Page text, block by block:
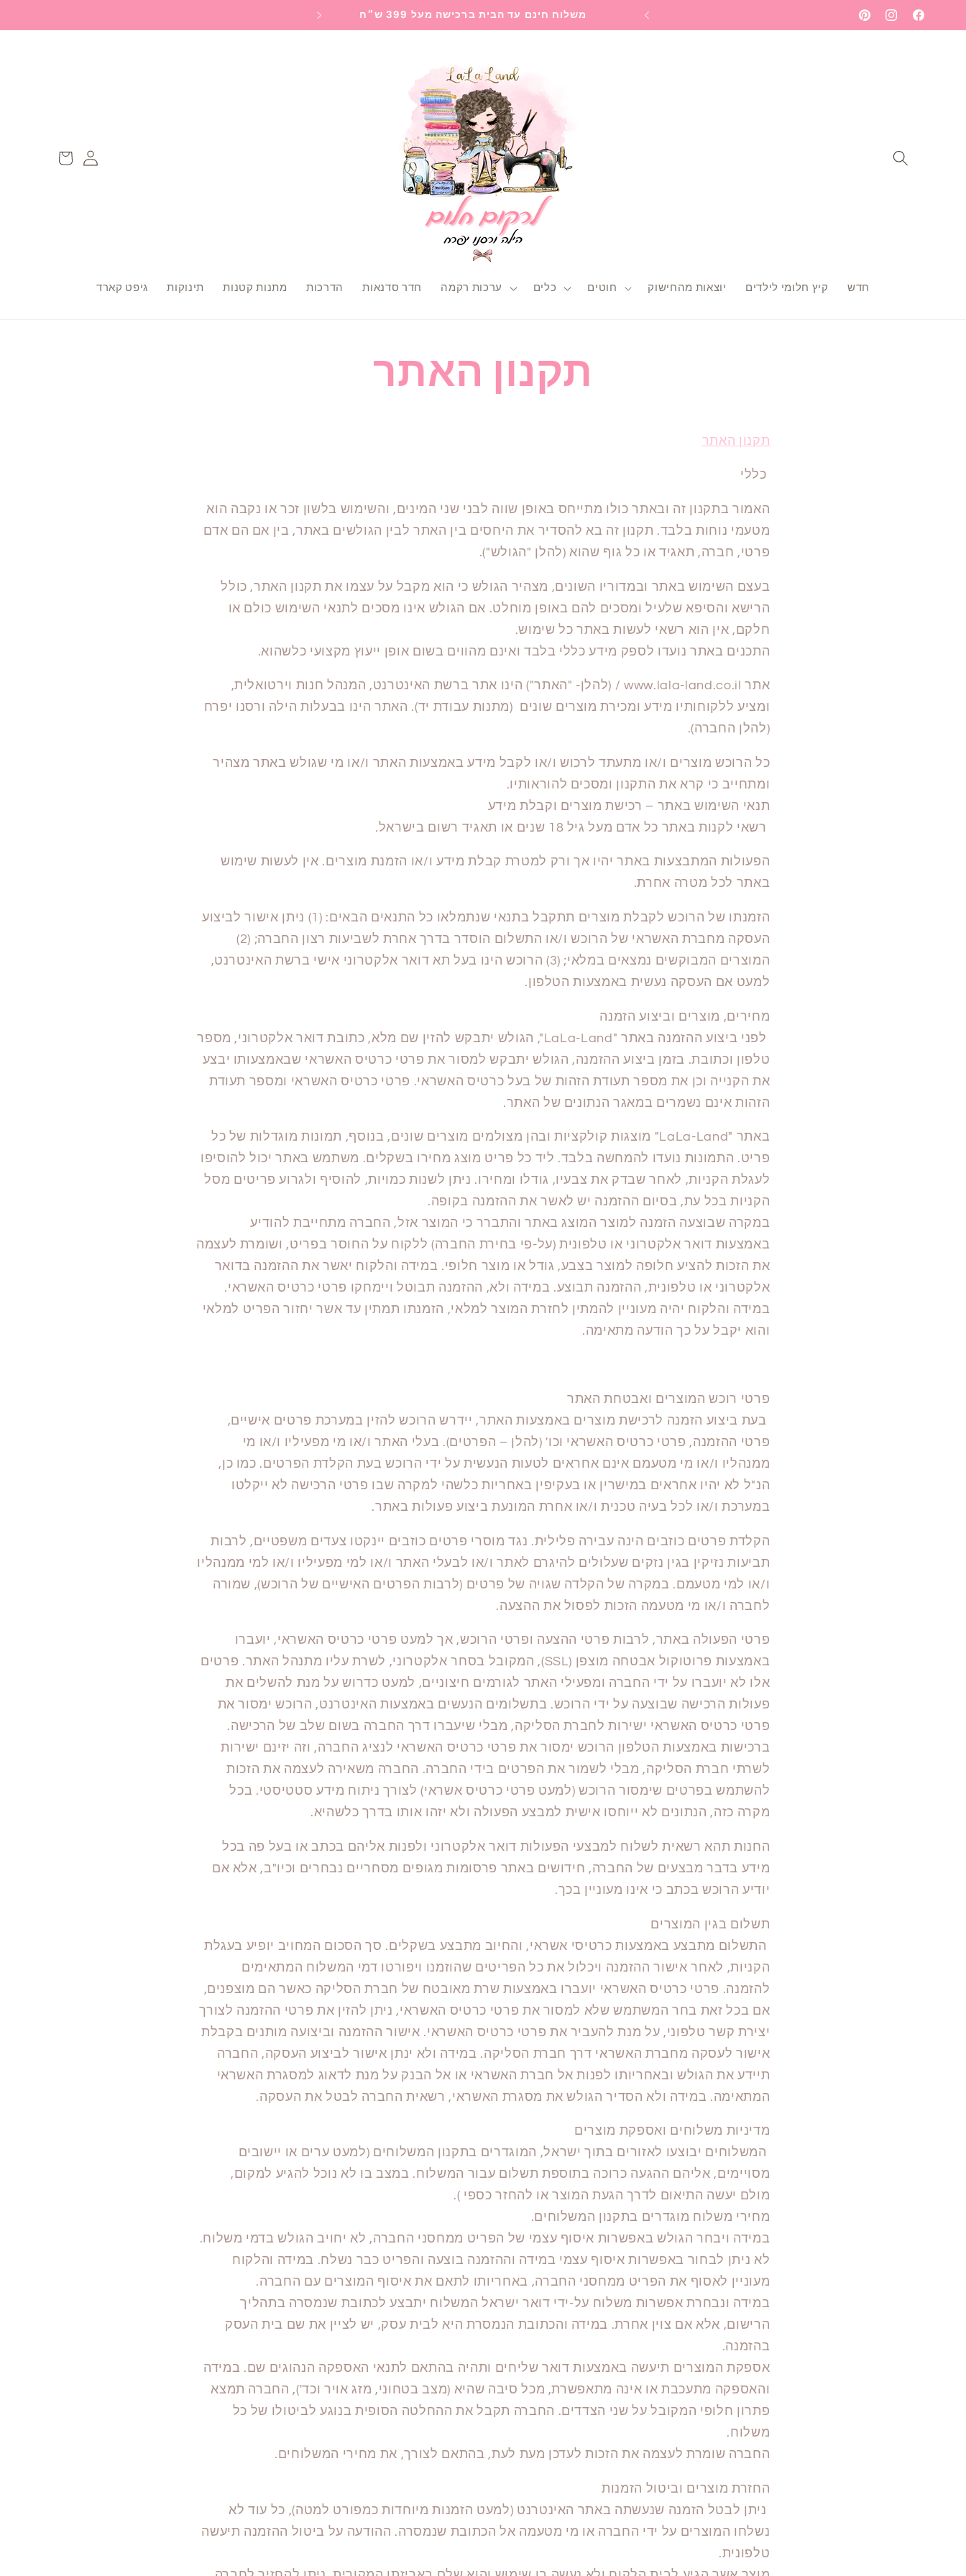
Skip to
content
Facebook
Instagram
Pinterest
ברוכה הבאה לעולם הרקמה שלי - תתחילי לחלום משלוח חינם עד הבית ברכישה מעל 399 ש״ח
חדש קיץ חלומי לילדים יוצאות מהחישוק חוטים כלים ערכות רקמה חדר סדנאות הדרכות מתנות קטנות תינוקות גיפט קארד
Log
in
עגלה
תקנון האתר
תקנון האתר
כללי
האמור בתקנון זה ובאתר כולו מתייחס באופן שווה לבני שני המינים, והשימוש בלשון זכר או נקבה הוא
מטעמי נוחות בלבד. תקנון זה בא להסדיר את היחסים בין האתר לבין הגולשים באתר, בין אם הם אדם
פרטי, חברה, תאגיד או כל גוף שהוא (להלן "הגולש").
בעצם השימוש באתר ובמדוריו השונים, מצהיר הגולש כי הוא מקבל על עצמו את תקנון האתר, כולל
הרישא והסיפא שלעיל ומסכים להם באופן מוחלט. אם הגולש אינו מסכים לתנאי השימוש כולם או
חלקם, אין הוא רשאי לעשות באתר כל שימוש.
התכנים באתר נועדו לספק מידע כללי בלבד ואינם מהווים בשום אופן ייעוץ מקצועי כלשהוא.
אתר www.lala-land.co.il / (להלן- "האתר") הינו אתר ברשת האינטרנט, המנהל חנות וירטואלית,
ומציע ללקוחותיו מידע ומכירת מוצרים שונים (מתנות עבודת יד). האתר הינו בבעלות הילה ורסנו יפרח
(להלן החברה).
כל הרוכש מוצרים ו/או מתעתד לרכוש ו/או לקבל מידע באמצעות האתר ו/או מי שגולש באתר מצהיר
ומתחייב כי קרא את התקנון ומסכים להוראותיו.
תנאי השימוש באתר – רכישת מוצרים וקבלת מידע
רשאי לקנות באתר כל אדם מעל גיל 18 שנים או תאגיד רשום בישראל.
הפעולות המתבצעות באתר יהיו אך ורק למטרת קבלת מידע ו/או הזמנת מוצרים. אין לעשות שימוש
באתר לכל מטרה אחרת.
הזמנתו של הרוכש לקבלת מוצרים תתקבל בתנאי שנתמלאו כל התנאים הבאים: (1) ניתן אישור לביצוע
העסקה מחברת האשראי של הרוכש ו/או התשלום הוסדר בדרך אחרת לשביעות רצון החברה; (2)
המוצרים המבוקשים נמצאים במלאי; (3) הרוכש הינו בעל תא דואר אלקטרוני אישי ברשת האינטרנט,
למעט אם העסקה נעשית באמצעות הטלפון.
מחירים, מוצרים וביצוע הזמנה
לפני ביצוע ההזמנה באתר "LaLa-Land", הגולש יתבקש להזין שם מלא, כתובת דואר אלקטרוני, מספר
טלפון וכתובת. בזמן ביצוע ההזמנה, הגולש יתבקש למסור את פרטי כרטיס האשראי שבאמצעותו יבצע
את הקנייה וכן את מספר תעודת הזהות של בעל כרטיס האשראי. פרטי כרטיס האשראי ומספר תעודת
הזהות אינם נשמרים במאגר הנתונים של האתר.
באתר "LaLa-Land" מוצגות קולקציות ובהן מצולמים מוצרים שונים, בנוסף, תמונות מוגדלות של כל
פריט. התמונות נועדו להמחשה בלבד. ליד כל פריט מוצג מחירו בשקלים. משתמש באתר יכול להוסיפו
לעגלת הקניות, לאחר שבדק את צבעיו, גודלו ומחירו. ניתן לשנות כמויות, להוסיף ולגרוע פריטים מסל
הקניות בכל עת, בסיום ההזמנה יש לאשר את ההזמנה בקופה.
במקרה שבוצעה הזמנה למוצר המוצג באתר והתברר כי המוצר אזל, החברה מתחייבת להודיע
באמצעות דואר אלקטרוני או טלפונית (על-פי בחירת החברה) ללקוח על החוסר בפריט, ושומרת לעצמה
את הזכות להציע חלופה למוצר בצבע, גודל או מוצר חלופי. במידה והלקוח יאשר את ההזמנה בדואר
אלקטרוני או טלפונית, ההזמנה תבוצע. במידה ולא, ההזמנה תבוטל ויימחקו פרטי כרטיס האשראי.
במידה והלקוח יהיה מעוניין להמתין לחזרת המוצר למלאי, הזמנתו תמתין עד אשר יחזור הפריט למלאי
והוא יקבל על כך הודעה מתאימה.
פרטי רוכש המוצרים ואבטחת האתר
בעת ביצוע הזמנה לרכישת מוצרים באמצעות האתר, יידרש הרוכש להזין במערכת פרטים אישיים,
פרטי ההזמנה, פרטי כרטיס האשראי וכו' (להלן – הפרטים). בעלי האתר ו/או מי מפעיליו ו/או מי
ממנהליו ו/או מי מטעמם אינם אחראים לטעות הנעשית על ידי הרוכש בעת הקלדת הפרטים. כמו כן,
הנ"ל לא יהיו אחראים במישרין או בעקיפין באחריות כלשהי למקרה שבו פרטי הרכישה לא ייקלטו
במערכת ו/או לכל בעיה טכנית ו/או אחרת המונעת ביצוע פעולות באתר.
הקלדת פרטים כוזבים הינה עבירה פלילית. נגד מוסרי פרטים כוזבים יינקטו צעדים משפטיים, לרבות
תביעות נזיקין בגין נזקים שעלולים להיגרם לאתר ו/או לבעלי האתר ו/או למי מפעיליו ו/או למי ממנהליו
ו/או למי מטעמם. במקרה של הקלדה שגויה של פרטים (לרבות הפרטים האישיים של הרוכש), שמורה
לחברה ו/או מי מטעמה הזכות לפסול את ההצעה.
פרטי הפעולה באתר, לרבות פרטי ההצעה ופרטי הרוכש, אך למעט פרטי כרטיס האשראי, יועברו
באמצעות פרוטוקול אבטחה מוצפן (SSL), המקובל בסחר אלקטרוני, לשרת עליו מתנהל האתר. פרטים
אלו לא יועברו על ידי החברה ומפעילי האתר לגורמים חיצוניים, למעט כדרוש על מנת להשלים את
פעולות הרכישה שבוצעה על ידי הרוכש. בתשלומים הנעשים באמצעות האינטרנט, הרוכש ימסור את
פרטי כרטיס האשראי ישירות לחברת הסליקה, מבלי שיעברו דרך החברה בשום שלב של הרכישה.
ברכישות באמצעות הטלפון הרוכש ימסור את פרטי כרטיס האשראי לנציג החברה, וזה יזינם ישירות
לשרתי חברת הסליקה, מבלי לשמור את הפרטים בידי החברה. החברה משאירה לעצמה את הזכות
להשתמש בפרטים שימסור הרוכש (למעט פרטי כרטיס אשראי) לצורך ניתוח מידע סטטיסטי. בכל
מקרה כזה, הנתונים לא ייוחסו אישית למבצע הפעולה ולא יזהו אותו בדרך כלשהיא.
החנות תהא רשאית לשלוח למבצעי הפעולות דואר אלקטרוני ולפנות אליהם בכתב או בעל פה בכל
מידע בדבר מבצעים של החברה, חידושים באתר פרסומות מגופים מסחריים נבחרים וכיו"ב, אלא אם
יודיע הרוכש בכתב כי אינו מעוניין בכך.
תשלום בגין המוצרים
התשלום מתבצע באמצעות כרטיסי אשראי, והחיוב מתבצע בשקלים. סך הסכום המחויב יופיע בעגלת
הקניות, לאחר אישור ההזמנה ויכלול את כל הפריטים שהוזמנו ויפורטו דמי המשלוח המתאימים
להזמנה. פרטי כרטיס האשראי יועברו באמצעות שרת מאובטח של חברת הסליקה כאשר הם מוצפנים,
אם בכל זאת בחר המשתמש שלא למסור את פרטי כרטיס האשראי, ניתן להזין את פרטי ההזמנה לצורך
יצירת קשר טלפוני, על מנת להעביר את פרטי כרטיס האשראי. אישור ההזמנה וביצועה מותנים בקבלת
אישור לעסקה מחברת האשראי דרך חברת הסליקה. במידה ולא ינתן אישור לביצוע העסקה, החברה
תיידע את הגולש ובאחריותו לפנות אל חברת האשראי או אל הבנק על מנת לדאוג למסגרת האשראי
המתאימה. במידה ולא הסדיר הגולש את מסגרת האשראי, רשאית החברה לבטל את העסקה.
מדיניות משלוחים ואספקת מוצרים
המשלוחים יבוצעו לאזורים בתוך ישראל, המוגדרים בתקנון המשלוחים (למעט ערים או יישובים
מסויימים, אליהם ההגעה כרוכה בתוספת תשלום עבור המשלוח. במצב בו לא נוכל להגיע למקום,
מולם יעשה התיאום לדרך הגעת המוצר או להחזר כספי ).
מחירי משלוח מוגדרים בתקנון המשלוחים.
במידה ויבחר הגולש באפשרות איסוף עצמי של הפריט ממחסני החברה, לא יחויב הגולש בדמי משלוח.
לא ניתן לבחור באפשרות איסוף עצמי במידה וההזמנה בוצעה והפריט כבר נשלח. במידה והלקוח
מעוניין לאסוף את הפריט ממחסני החברה, באחריותו לתאם את איסוף המוצרים עם החברה.
במידה ונבחרת אפשרות משלוח על-ידי דואר ישראל המשלוח יתבצע לכתובת שנמסרה בתהליך
הרישום, אלא אם צוין אחרת. במידה והכתובת הנמסרת היא לבית עסק, יש לציין את שם בית העסק
בהזמנה.
אספקת המוצרים תיעשה באמצעות דואר שליחים ותהיה בהתאם לתנאי האספקה הנהוגים שם. במידה
והאספקה מתעכבת או אינה מתאפשרת, מכל סיבה שהיא (מצב בטחוני, מזג אויר וכד'), החברה תמצא
פתרון חלופי המקובל על שני הצדדים. החברה תקבל את ההחלטה הסופית בנוגע לביטולו של כל
משלוח.
החברה שומרת לעצמה את הזכות לעדכן מעת לעת, בהתאם לצורך, את מחירי המשלוחים.
החזרת מוצרים וביטול הזמנות
ניתן לבטל הזמנה שנעשתה באתר האינטרנט (למעט הזמנות מיוחדות כמפורט למטה), כל עוד לא
נשלחו המוצרים על ידי החברה או מי מטעמה אל הכתובת שנמסרה. ההודעה על ביטול ההזמנה תיעשה
טלפונית.